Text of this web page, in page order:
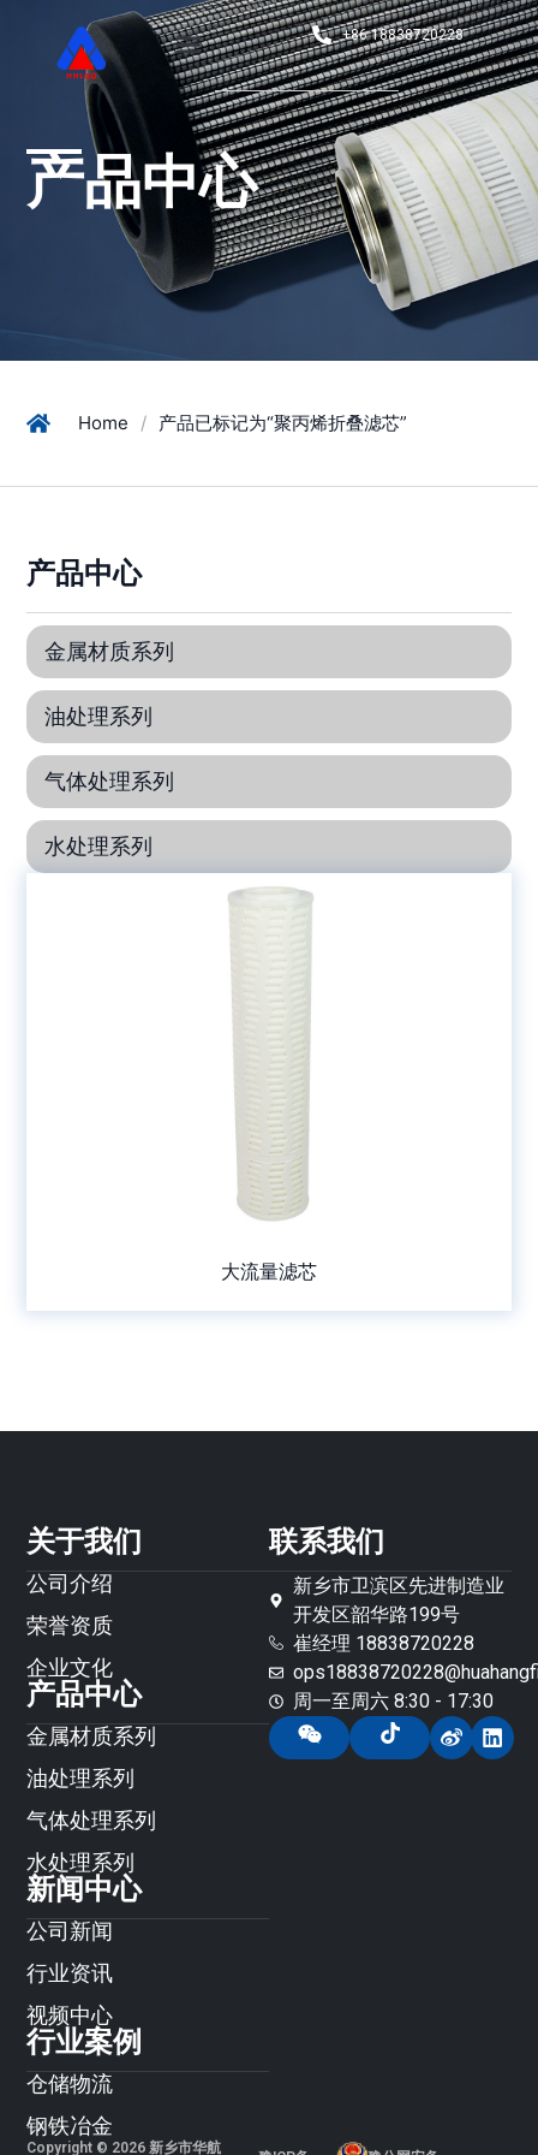
+86 18838720228
产品中心
Home / 产品已标记为“聚丙烯折叠滤芯”
产品中心
金属材质系列
油处理系列
气体处理系列
水处理系列
大流量滤芯
关于我们
公司介绍
荣誉资质
企业文化
产品中心
金属材质系列
油处理系列
气体处理系列
水处理系列
新闻中心
公司新闻
行业资讯
视频中心
行业案例
仓储物流
钢铁冶金
联系我们
新乡市卫滨区先进制造业
开发区韶华路199号
崔经理 18838720228
周一至周六 8:30 - 17:30
Copyright © 2026 新乡市华航